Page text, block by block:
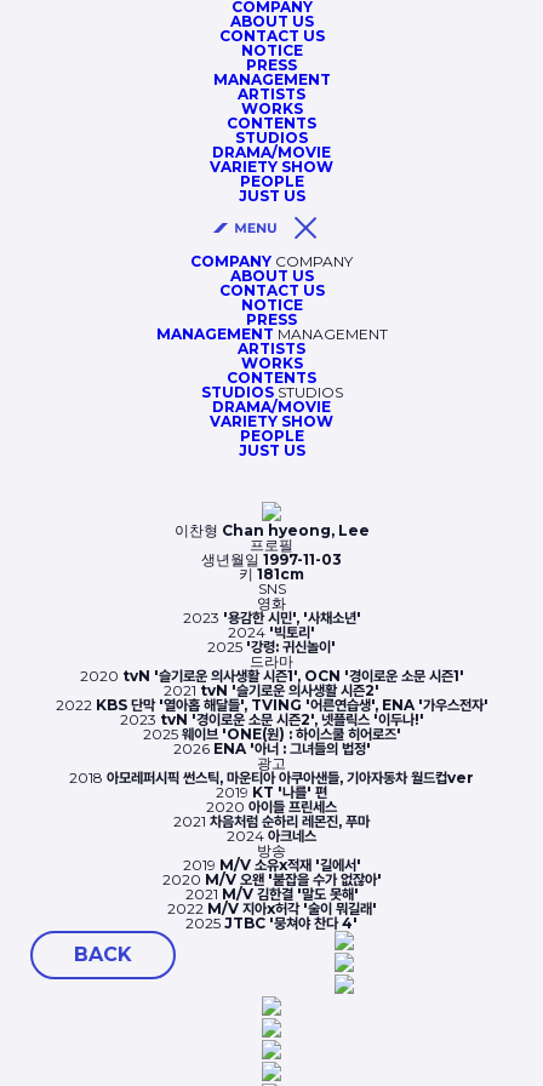
COMPANY
ABOUT US
CONTACT US
NOTICE
PRESS
MANAGEMENT
ARTISTS
WORKS
CONTENTS
STUDIOS
DRAMA/MOVIE
VARIETY SHOW
PEOPLE
JUST US
COMPANY COMPANY
ABOUT US
CONTACT US
NOTICE
PRESS
MANAGEMENT MANAGEMENT
ARTISTS
WORKS
CONTENTS
STUDIOS STUDIOS
DRAMA/MOVIE
VARIETY SHOW
PEOPLE
JUST US
이찬형 Chan hyeong, Lee
프로필
생년월일 1997-11-03
키 181cm
SNS
영화
2023 '용감한 시민', '사채소년'
2024 '빅토리'
2025 '강령: 귀신놀이'
드라마
2020 tvN '슬기로운 의사생활 시즌1', OCN '경이로운 소문 시즌1'
2021 tvN '슬기로운 의사생활 시즌2'
2022 KBS 단막 '열아홉 해달들', TVING '어른연습생', ENA '가우스전자'
2023 tvN '경이로운 소문 시즌2', 넷플릭스 '이두나!'
2025 웨이브 'ONE(원) : 하이스쿨 히어로즈'
2026 ENA '아너 : 그녀들의 법정'
광고
2018 아모레퍼시픽 썬스틱, 마운티아 아쿠아샌들, 기아자동차 월드컵ver
2019 KT '나를' 편
2020 아이들 프린세스
2021 차음처럼 순하리 레몬진, 푸마
2024 아크네스
방송
2019 M/V 소유x적재 '길에서'
2020 M/V 오왠 '붙잡을 수가 없잖아'
2021 M/V 김한결 '말도 못해'
2022 M/V 지아x허각 '술이 뭐길래'
2025 JTBC '뭉쳐야 찬다 4'
BACK